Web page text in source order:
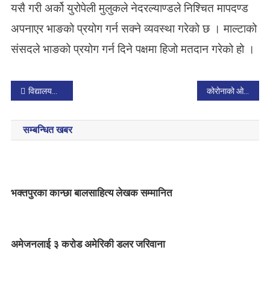
यसै गरी अर्को युरोपेली मुलुकले नेदरल्याण्डले निश्चित मापदण्ड
अपनाएर भाङको प्रयोग गर्न सक्ने व्यवस्था गरेको छ । माल्टाको
संसदले भाङको प्रयोग गर्न दिने पक्षमा हिजो मतदान गरेको हो ।
P
o
s
n
विद्यालयका छात्रालाई प्याड सहयोग कोरोनाको ओमिक्रोन विश्वभर पुगिसकेको हुनसक्ने : डब्लुएचओ
सम्बन्धित खबर
भक्तपुरका कान्छा बालसाहित्य लेखक सम्मानित
अमेजनलाई ३ करोड अमेरिकी डलर जरिवाना